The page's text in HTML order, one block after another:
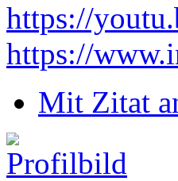
https://
https://
Mit Zitat